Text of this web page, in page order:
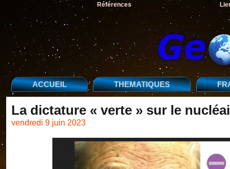
Références
ACCUEIL THEMATIQUES
La dictature « verte » sur le
vendredi 9 juin 2023